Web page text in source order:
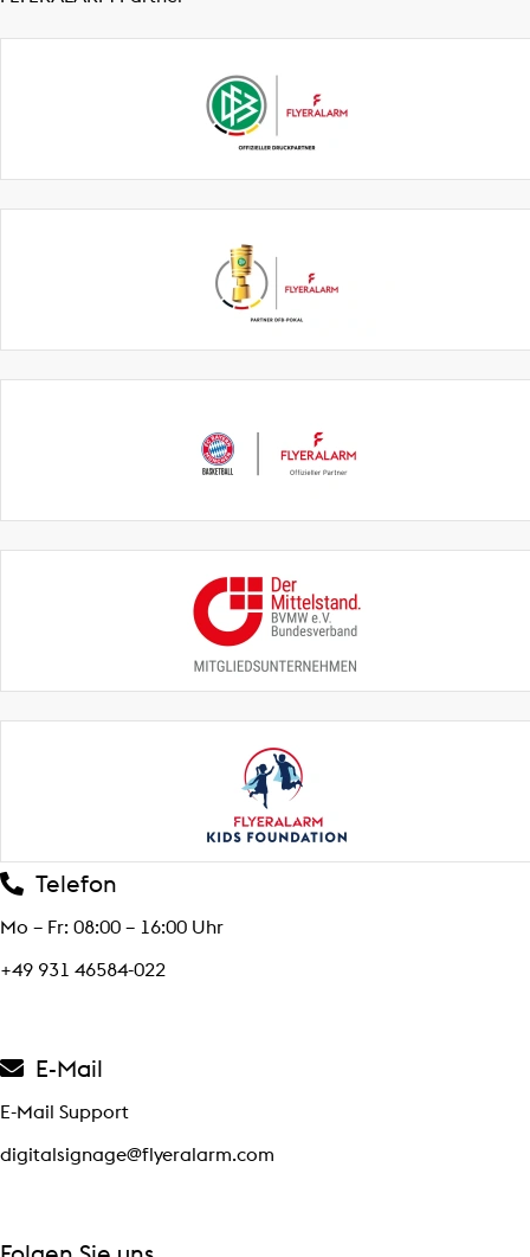
Telefon
Mo – Fr: 08:00 – 16:00 Uhr
+49 931 46584-022
E-Mail
E-Mail Support
digitalsignage@flyeralarm.com